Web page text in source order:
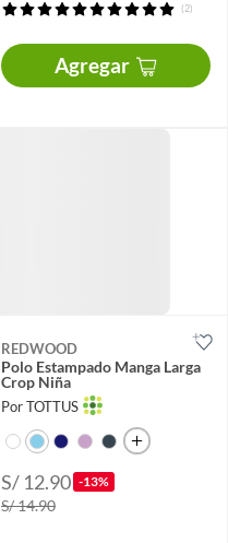
(2)
Agregar
REDWOOD
Polo Estampado Manga Larga
Crop Niña
Por TOTTUS
S/ 12.90 -13%
S/ 14.90